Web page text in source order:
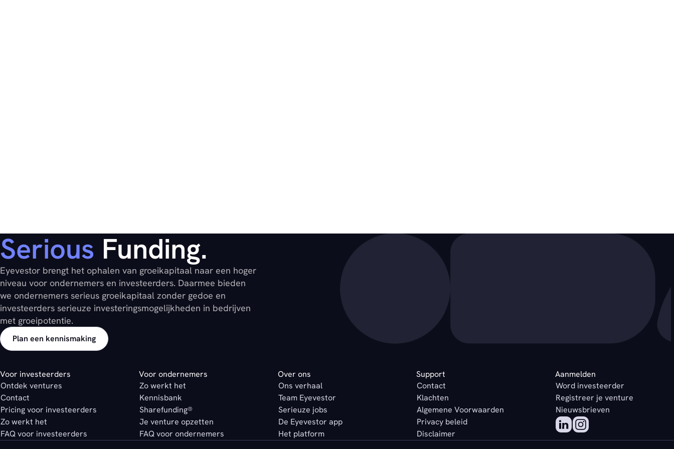
Serious Funding.
Eyevestor brengt het ophalen van groeikapitaal naar een hoger
niveau voor ondernemers en investeerders. Daarmee bieden
we ondernemers serieus groeikapitaal zonder gedoe en
investeerders serieuze investeringsmogelijkheden in bedrijven
met groeipotentie.
Plan een kennismaking
Voor investeerders
Ontdek ventures
Contact
Pricing voor investeerders
Zo werkt het
FAQ voor investeerders
Voor ondernemers
Zo werkt het
Kennisbank
Sharefunding®
Je venture opzetten
FAQ voor ondernemers
Over ons
Ons verhaal
Team Eyevestor
Serieuze jobs
De Eyevestor app
Het platform
Support
Contact
Klachten
Algemene Voorwaarden
Privacy beleid
Disclaimer
Aanmelden
Word investeerder
Registreer je venture
Nieuwsbrieven